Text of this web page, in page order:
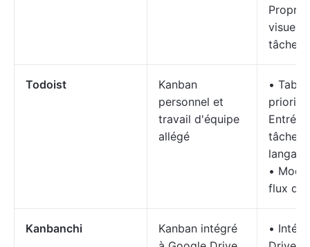
visuelle
tâches
Todoist
Kanban
personnel et
travail d'équipe
allégé
•
Entrée
tâches
•
flux de
Kanbanchi
Kanban intégré
•